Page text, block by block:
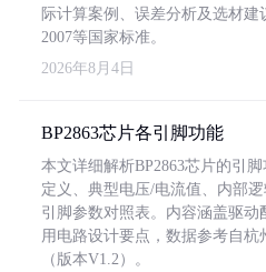
际计算案例、误差分析及选材建
2007等国家标准。
2026年8月4日
BP2863芯片各引脚功能
本文详细解析BP2863芯片的引
定义、典型电压/电流值、内部
引脚参数对照表。内容涵盖驱动
用电路设计要点，数据参考自杭
（版本V1.2）。